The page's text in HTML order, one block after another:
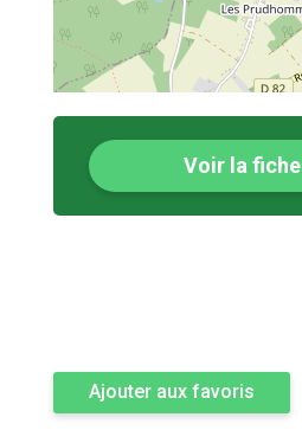
Voir la fiche
Ajouter aux favoris